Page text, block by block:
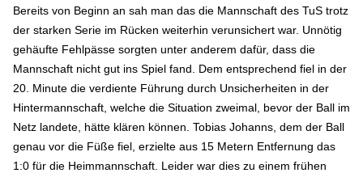
Bereits von Beginn an sah man das die Mannschaft des TuS trotz
der starken Serie im Rücken weiterhin verunsichert war. Unnötig
gehäufte Fehlpässe sorgten unter anderem dafür, dass die
Mannschaft nicht gut ins Spiel fand. Dem entsprechend fiel in der
20. Minute die verdiente Führung durch Unsicherheiten in der
Hintermannschaft, welche die Situation zweimal, bevor der Ball im
Netz landete, hätte klären können. Tobias Johanns, dem der Ball
genau vor die Füße fiel, erzielte aus 15 Metern Entfernung das
1:0 für die Heimmannschaft. Leider war dies zu einem frühen